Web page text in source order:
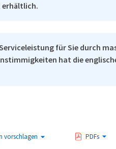
erhältlich.
für Sie durch
hat die
vorschlagen PDFs